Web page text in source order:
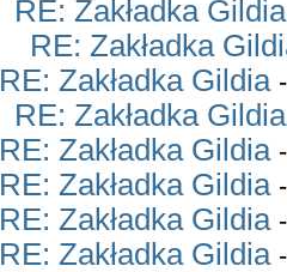
RE: Zakładka Gildia
RE: Zakładka
RE: Zakładka Gildia
RE: Zakładka Gildia
RE: Zakładka Gildia
RE: Zakładka Gildia
RE: Zakładka Gildia
RE: Zakładka Gildia